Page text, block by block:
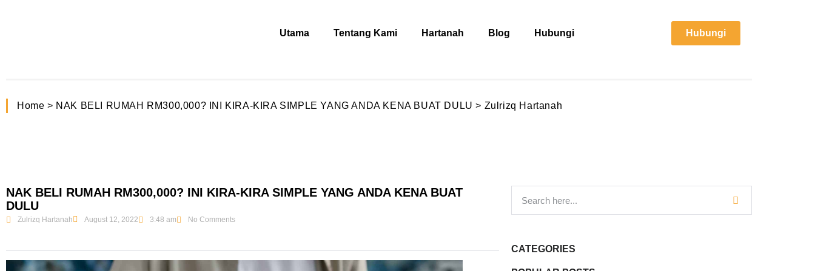
Utama Tentang Kami Hartanah Blog Hubungi Hubungi
Home > NAK BELI RUMAH RM300,000? INI KIRA-KIRA SIMPLE YANG ANDA KENA BUAT DULU > Zulrizq Hartanah
NAK BELI RUMAH RM300,000? INI KIRA-KIRA SIMPLE YANG ANDA KENA BUAT
DULU
Zulrizq Hartanah August 12, 2022 3:48 am No Comments
CATEGORIES